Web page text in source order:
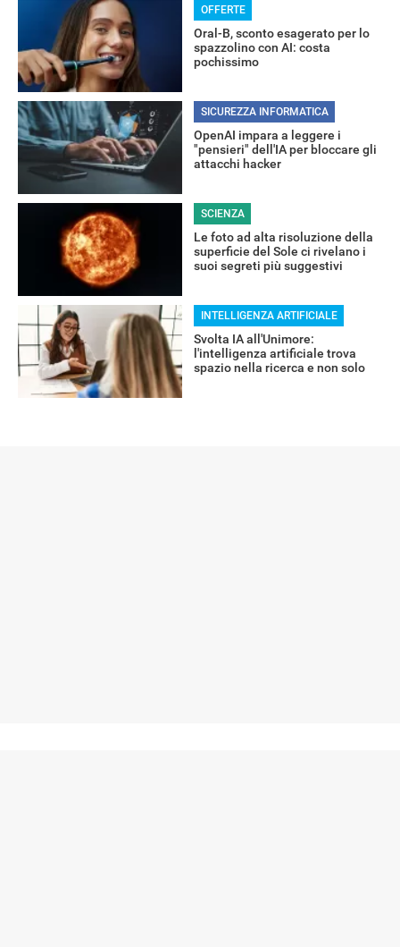
RECENSIONI
OFFERTE
Oral-B, sconto esagerato per lo
spazzolino con AI: costa
pochissimo
SICUREZZA INFORMATICA
OpenAI impara a leggere i
"pensieri" dell'IA per bloccare gli
attacchi hacker
SCIENZA
Le foto ad alta risoluzione della
superficie del Sole ci rivelano i
suoi segreti più suggestivi
INTELLIGENZA ARTIFICIALE
Svolta IA all'Unimore:
l'intelligenza artificiale trova
spazio nella ricerca e non solo